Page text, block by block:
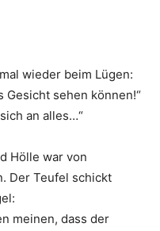
wieder beim Lügen:
Gesicht sehen können!“
an alles…“
Hölle war von
Der Teufel schickt
meinen, dass der